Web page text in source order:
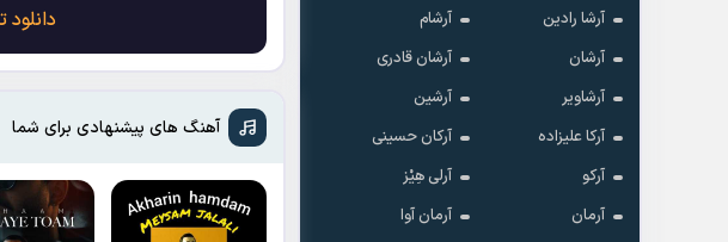
آرشا رادین
آرشام
آرشان
آرشان قادری
آرشاویر
آرشین
آرکا علیزاده
آرکان حسینی
آرکو
آرلی هِیْز
آرمان
آرمان آوا
آهنگ های پیشنهادی برای شما